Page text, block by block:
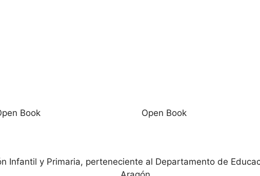
Book Open Book
Infantil y Primaria, perteneciente al Departamento de